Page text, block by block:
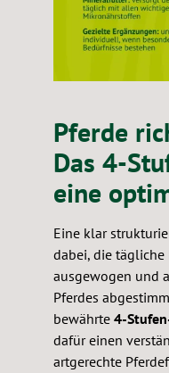
Pferde
Das 4-
eine
Eine klar
dabei, die
ausgewogen und
Pferdes
bewährte 4-
dafür einen
artgerechte